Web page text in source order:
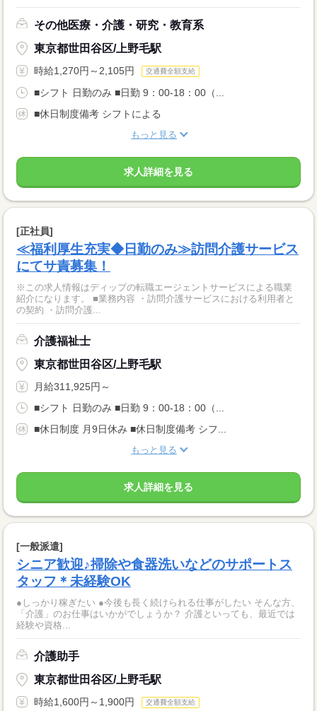
その他医療・介護・研究・教育系
東京都世田谷区/上野毛駅
時給1,270円～2,105円 交通費全額支給
■シフト 日勤のみ ■日勤 9：00-18：00（...
■休日制度備考 シフトによる
もっと見る
求人詳細を見る
[正社員]
≪福利厚生充実◆日勤のみ≫訪問介護サービス
にてサ責募集！
※この求人情報はディップの転職エージェントサービスによる職業
紹介になります。 ■業務内容 ・訪問介護サービスにおける利用者と
の契約 ・訪問介護...
介護福祉士
東京都世田谷区/上野毛駅
月給311,925円～
■シフト 日勤のみ ■日勤 9：00-18：00（...
■休日制度 月9日休み ■休日制度備考 シフ...
もっと見る
求人詳細を見る
[一般派遣]
シニア歓迎♪掃除や食器洗いなどのサポートス
タッフ＊未経験OK
●しっかり稼ぎたい ●今後も長く続けられる仕事がしたい そんな方、
「介護」のお仕事はいかがでしょうか？ 介護といっても、最近では
経験や資格...
介護助手
東京都世田谷区/上野毛駅
時給1,600円～1,900円 交通費全額支給